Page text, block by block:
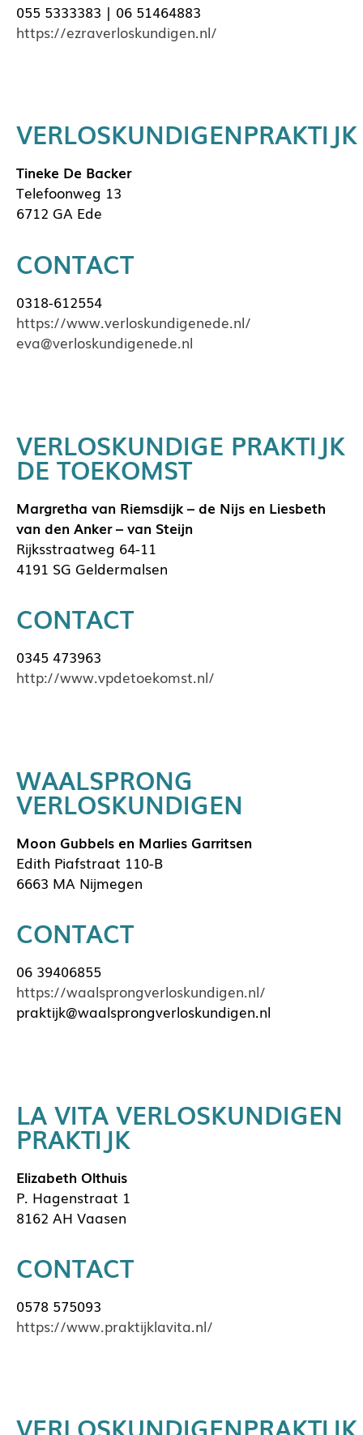
055 5333383 | 06 51464883
https://ezraverloskundigen.nl/
Tineke De Backer
Telefoonweg 13
6712 GA Ede
CONTACT
0318-612554
https://www.verloskundigenede.nl/
eva@verloskundigenede.nl
VERLOSKUNDIGE PRAKTIJK
DE TOEKOMST
Margretha van Riemsdijk – de Nijs en Liesbeth
van den Anker – van Steijn
Rijksstraatweg 64-11
4191 SG Geldermalsen
CONTACT
0345 473963
http://www.vpdetoekomst.nl/
WAALSPRONG
VERLOSKUNDIGEN
Moon Gubbels en Marlies Garritsen
Edith Piafstraat 110-B
6663 MA Nijmegen
CONTACT
06 39406855
https://waalsprongverloskundigen.nl/
praktijk@waalsprongverloskundigen.nl
LA VITA VERLOSKUNDIGEN
PRAKTIJK
Elizabeth Olthuis
P. Hagenstraat 1
8162 AH Vaasen
CONTACT
0578 575093
https://www.praktijklavita.nl/